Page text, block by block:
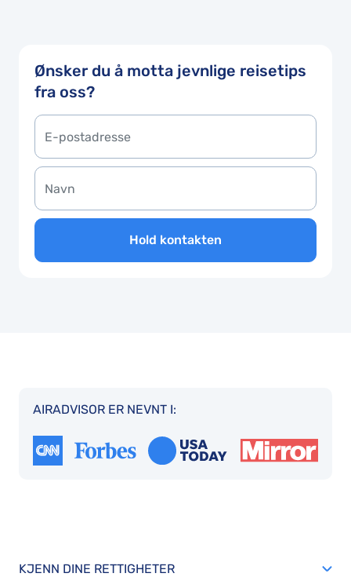
Ønsker du å motta jevnlige reisetips
fra oss?
Hold kontakten
AIRADVISOR ER NEVNT I:
KJENN DINE RETTIGHETER